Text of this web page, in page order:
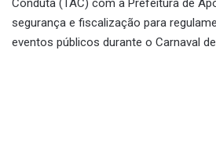
Conduta (TAC) com a Prefeitura de
segurança e fiscalização para
eventos públicos durante o Carnaval